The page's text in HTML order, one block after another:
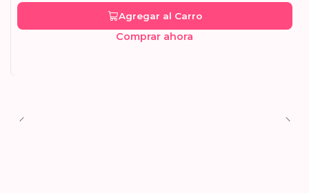
Agregar al Carro
Comprar ahora